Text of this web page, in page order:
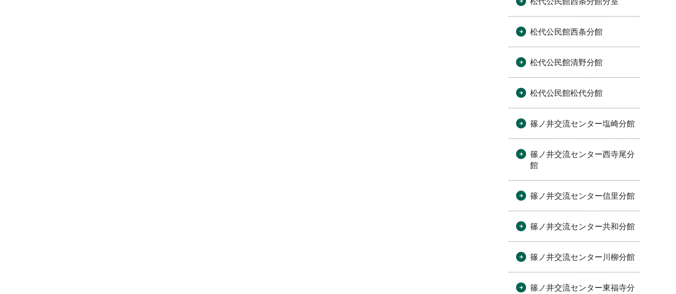
松代公民館西条分館
松代公民館清野分館
松代公民館松代分館
篠ノ井交流センター塩崎分館
篠ノ井交流センター西寺尾分
館
篠ノ井交流センター信里分館
篠ノ井交流センター共和分館
篠ノ井交流センター川柳分館
篠ノ井交流センター東福寺分